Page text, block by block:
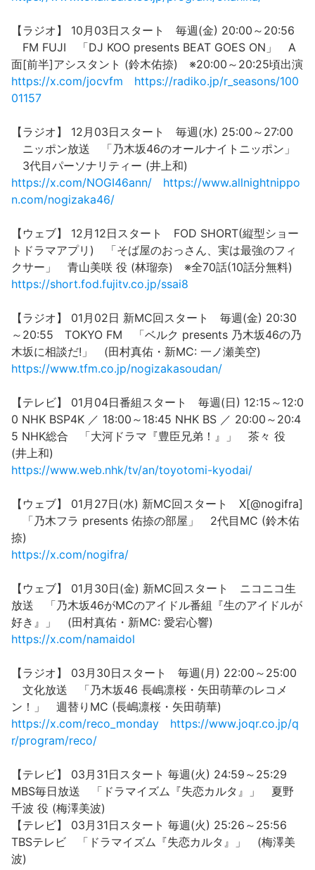
【ラジオ】 10月03日スタート 毎週(金) 20:00～20:56
FM FUJI 「DJ KOO presents BEAT GOES ON」 A
面[前半]アシスタント (鈴木佑捺) ※20:00～20:25頃出演
https://x.com/jocvfm
https://radiko.jp/r_seasons/100
01157
【ラジオ】 12月03日スタート 毎週(水) 25:00～27:00
ニッポン放送 「乃木坂46のオールナイトニッポン」
3代目パーソナリティー (井上和)
https://x.com/NOGI46ann/
https://www.allnightnippo
n.com/nogizaka46/
【ウェブ】 12月12日スタート FOD SHORT(縦型ショー
トドラマアプリ) 「そば屋のおっさん、実は最強のフィ
クサー」 青山美咲 役 (林瑠奈) ※全70話(10話分無料)
https://short.fod.fujitv.co.jp/ssai8
【ラジオ】 01月02日 新MC回スタート 毎週(金) 20:30
～20:55 TOKYO FM 「ベルク presents 乃木坂46の乃
木坂に相談だ!」 (田村真佑・新MC: 一ノ瀬美空)
https://www.tfm.co.jp/nogizakasoudan/
【テレビ】 01月04日番組スタート 毎週(日) 12:15～12:0
0 NHK BSP4K ／ 18:00～18:45 NHK BS ／ 20:00～20:4
5 NHK総合 「大河ドラマ『豊臣兄弟！』」 茶々 役
(井上和)
https://www.web.nhk/tv/an/toyotomi-kyodai/
【ウェブ】 01月27日(水) 新MC回スタート X[@nogifra]
「乃木フラ presents 佑捺の部屋」 2代目MC (鈴木佑
捺)
https://x.com/nogifra/
【ウェブ】 01月30日(金) 新MC回スタート ニコニコ生
放送 「乃木坂46がMCのアイドル番組『生のアイドルが
好き』」 (田村真佑・新MC: 愛宕心響)
https://x.com/namaidol
【ラジオ】 03月30日スタート 毎週(月) 22:00～25:00
文化放送 「乃木坂46 長嶋凛桜・矢田萌華のレコメ
ン！」 週替りMC (長嶋凛桜・矢田萌華)
https://x.com/reco_monday
https://www.joqr.co.jp/q
r/program/reco/
【テレビ】 03月31日スタート 毎週(火) 24:59～25:29
MBS毎日放送 「ドラマイズム『失恋カルタ』」 夏野
千波 役 (梅澤美波)
【テレビ】 03月31日スタート 毎週(火) 25:26～25:56
TBSテレビ 「ドラマイズム『失恋カルタ』」 (梅澤美
波)